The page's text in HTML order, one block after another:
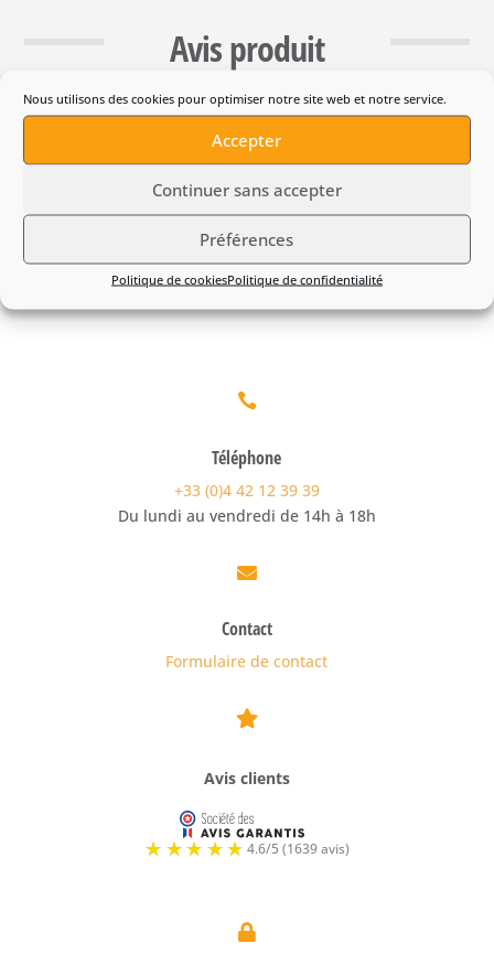
Nous utilisons des cookies pour optimiser notre site web et notre service.
Accepter
Continuer sans accepter
Préférences
Politique de cookiesPolitique de confidentialité
Avis produit
Tête motoculteur pour Combi
Husqvarna CA230

Téléphone
+33 (0)4 42 12 39 39
Du lundi au vendredi de 14h à 18h

Contact
Formulaire de contact

Avis clients
